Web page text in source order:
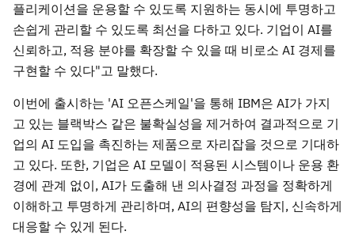
플리케이션을 운용할 수 있도록 지원하는 동시에 투명하고
손쉽게 관리할 수 있도록 최선을 다하고 있다. 기업이 AI를
신뢰하고, 적용 분야를 확장할 수 있을 때 비로소 AI 경제를
구현할 수 있다"고 말했다.
이번에 출시하는 'AI 오픈스케일'을 통해 IBM은 AI가 가지
고 있는 블랙박스 같은 불확실성을 제거하여 결과적으로 기
업의 AI 도입을 촉진하는 제품으로 자리잡을 것으로 기대하
고 있다. 또한, 기업은 AI 모델이 적용된 시스템이나 운용 환
경에 관계 없이, AI가 도출해 낸 의사결정 과정을 정확하게
이해하고 투명하게 관리하며, AI의 편향성을 탐지, 신속하게
대응할 수 있게 된다.